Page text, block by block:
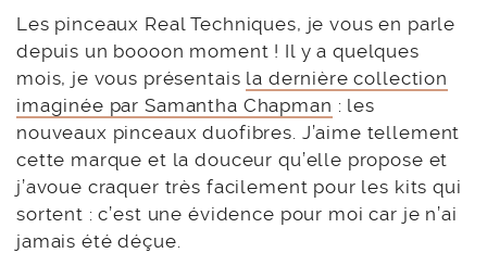
Les pinceaux Real Techniques, je vous en parle
depuis un boooon moment ! Il y a quelques
mois, je vous présentais la dernière collection
imaginée par Samantha Chapman : les
nouveaux pinceaux duofibres. J’aime tellement
cette marque et la douceur qu’elle propose et
j’avoue craquer très facilement pour les kits qui
sortent : c’est une évidence pour moi car je n’ai
jamais été déçue.